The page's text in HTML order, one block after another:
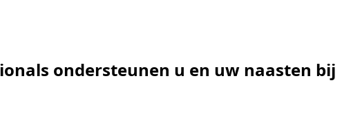
ondersteunen u en uw naasten bij